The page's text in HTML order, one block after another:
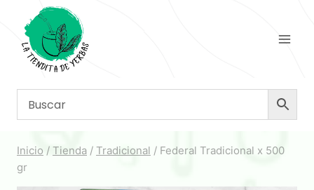
contenido
Inicio / Tienda / Tradicional / Federal Tradicional x 500
gr